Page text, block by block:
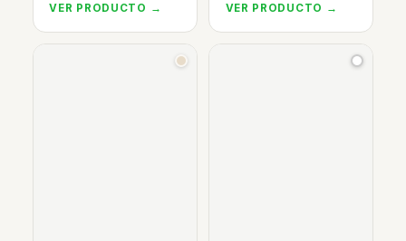
VER PRODUCTO → VER PRODUCTO →